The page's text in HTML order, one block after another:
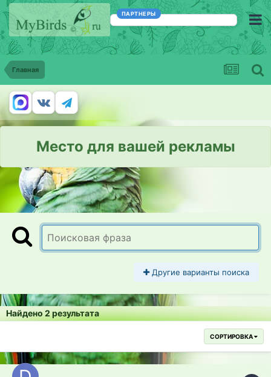
ПАРТНЕРЫ
Главная
Место для вашей рекламы
Другие варианты поиска
Найдено 2 результата
СОРТИРОВКА